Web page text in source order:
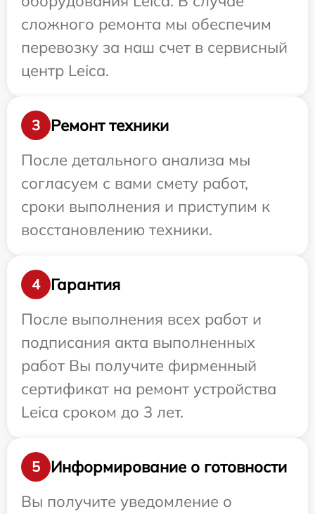
сложного ремонта мы обеспечим
перевозку за наш счет в сервисный
центр Leica.
3
Ремонт техники
После детального анализа мы
согласуем с вами смету работ,
сроки выполнения и приступим к
восстановлению техники.
4
Гарантия
После выполнения всех работ и
подписания акта выполненных
работ Вы получите фирменный
сертификат на ремонт устройства
Leica сроком до 3 лет.
5
Информирование о готовности
Вы получите уведомление о